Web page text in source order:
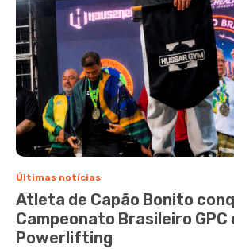
Últimas notícias
Atleta de Capão Bonito
Campeonato Brasileiro GPC
Powerlifting